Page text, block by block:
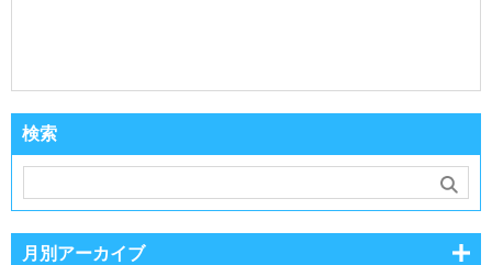
検索
月別アーカイブ